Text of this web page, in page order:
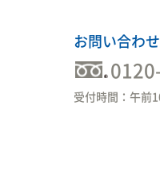
お問い合わせ
受付時間：午前